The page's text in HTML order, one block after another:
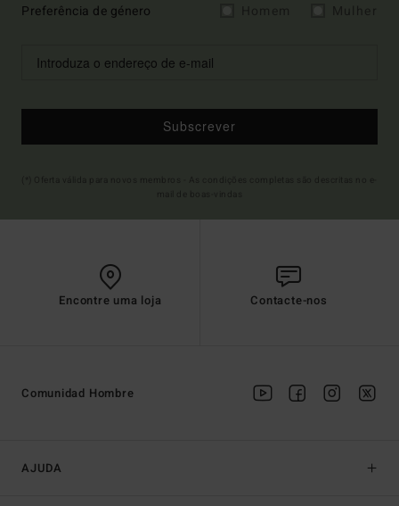
Preferência de género
Subscrever
Encontre uma loja Contacte-nos
AJUDA
Comunidad Hombre